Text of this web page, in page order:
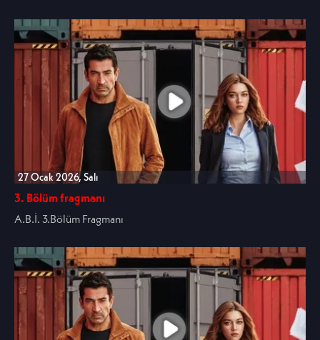
27 Ocak 2026, Salı
3. Bölüm fragmanı
A.B.İ. 3.Bölüm Fragmanı